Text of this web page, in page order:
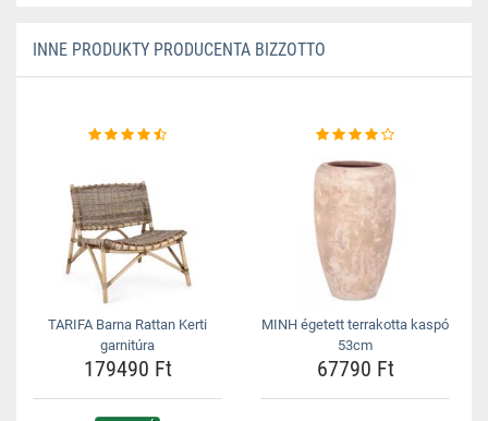
INNE PRODUKTY PRODUCENTA BIZZOTTO
TARIFA Barna Rattan Kerti
garnitúra
179490 Ft
MINH égetett terrakotta kaspó
53cm
67790 Ft